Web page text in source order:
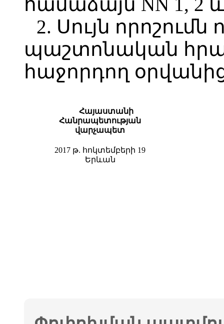
համաձայն NN 1, 2
2. Սույն որոշումն
պաշտոնական
հաջորդող
Հայաստանի
Հանրապետության
վարչապետ
2017 թ. հոկտեմբերի 19
Երևան